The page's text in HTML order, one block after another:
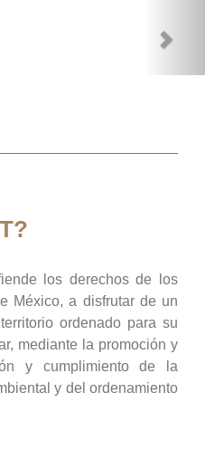
los derechos de los
México, a disfrutar de un
ordenado para su
mediante la promoción y
y cumplimiento de la
y del ordenamiento